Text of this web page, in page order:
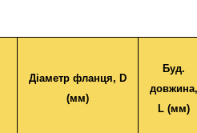
Діаметр фланця, D
(мм)
Буд.
довжина,
L (мм)